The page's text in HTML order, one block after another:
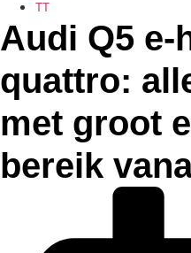
TT
Audi Q5 e-
quattro:
met groot
bereik